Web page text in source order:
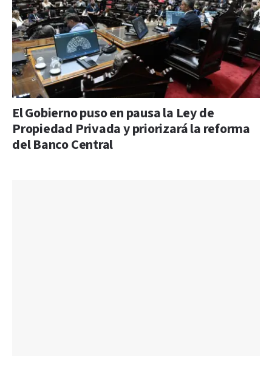
El Gobierno puso en pausa la Ley de
Propiedad Privada y priorizará la reforma
del Banco Central